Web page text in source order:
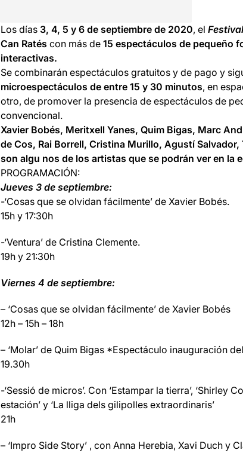
Los días3, 4, 5 y 6 de septiembre de 2020, el
Can Ratés con más de 15 espectáculos de pequeño
interactivas.
Se combinarán espectáculos gratuitos y de pago y
microespectáculos de entre 15 y 30 minutos, en
otro, de promover la presencia de espectáculos de
convencional.
Xavier Bobés, Meritxell Yanes, Quim Bigas, Marc
de Cos, Rai Borrell, Cristina Murillo, Agustí
son algu nos de los artistas que se podrán ver en la
PROGRAMACIÓN:
Jueves 3 de septiembre:
-‘Cosas que se olvidan fácilmente’ de Xavier Bobés.
15h y 17:30h
-‘Ventura’ de Cristina Clemente.
19h y 21:30h
Viernes 4 de septiembre:
– ‘Cosas que se olvidan fácilmente’ de Xavier Bobés
12h – 15h – 18h
– ‘Molar’ de Quim Bigas *Espectáculo inauguración
19.30h
-‘Sessió de micros’. Con ‘Estampar la tierra’, ‘Shirley
estación’ y ‘La lliga dels gilipolles extraordinaris’
21h
– ‘Impro Side Story’ , con Anna Herebia, Xavi Duch y